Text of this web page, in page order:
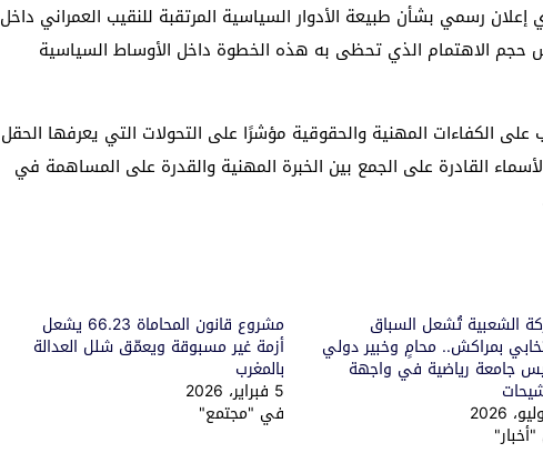
رسمي بشأن طبيعة الأدوار السياسية المرتقبة للنقيب العمراني داخل
حجم الاهتمام الذي تحظى به هذه الخطوة داخل الأوساط السياسية
على الكفاءات المهنية والحقوقية مؤشرًا على التحولات التي يعرفها الحقل
القادرة على الجمع بين الخبرة المهنية والقدرة على المساهمة في
الشعبية تُشعل السباق
بمراكش.. محامٍ وخبير دولي
جامعة رياضية في واجهة
مشروع قانون المحاماة 66.23 يشعل
أزمة غير مسبوقة ويعمّق شلل العدالة
بالمغرب
5 فبراير، 2026
في "مجتمع"